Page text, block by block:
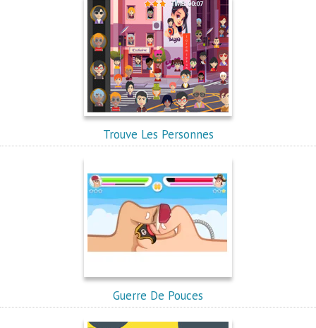
Trouve Les Personnes
Guerre De Pouces